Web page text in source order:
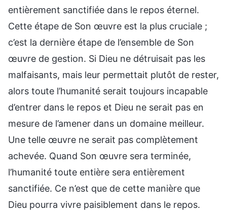
entièrement sanctifiée dans le repos éternel.
Cette étape de Son œuvre est la plus cruciale ;
c’est la dernière étape de l’ensemble de Son
œuvre de gestion. Si Dieu ne détruisait pas les
malfaisants, mais leur permettait plutôt de rester,
alors toute l’humanité serait toujours incapable
d’entrer dans le repos et Dieu ne serait pas en
mesure de l’amener dans un domaine meilleur.
Une telle œuvre ne serait pas complètement
achevée. Quand Son œuvre sera terminée,
l’humanité toute entière sera entièrement
sanctifiée. Ce n’est que de cette manière que
Dieu pourra vivre paisiblement dans le repos.